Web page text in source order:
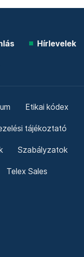
Hírlevelek
Etikai kódex
tájékoztató
Szabályzatok
Telex Sales